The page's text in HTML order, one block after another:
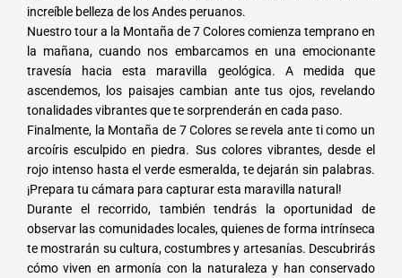
increíble belleza de los Andes peruanos.
Nuestro tour a la Montaña de 7 Colores comienza temprano en
la mañana, cuando nos embarcamos en una emocionante
travesía hacia esta maravilla geológica. A medida que
ascendemos, los paisajes cambian ante tus ojos, revelando
tonalidades vibrantes que te sorprenderán en cada paso.
Finalmente, la Montaña de 7 Colores se revela ante ti como un
arcoíris esculpido en piedra. Sus colores vibrantes, desde el
rojo intenso hasta el verde esmeralda, te dejarán sin palabras.
¡Prepara tu cámara para capturar esta maravilla natural!
Durante el recorrido, también tendrás la oportunidad de
observar las comunidades locales, quienes de forma intrínseca
te mostrarán su cultura, costumbres y artesanías. Descubrirás
cómo viven en armonía con la naturaleza y han conservado